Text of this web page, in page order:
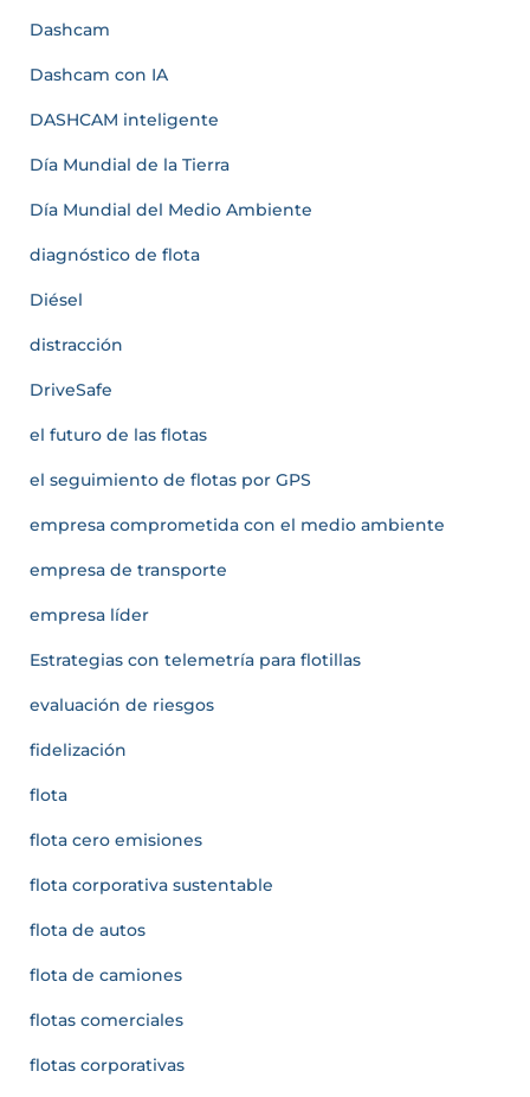
Dashcam
Dashcam con IA
DASHCAM inteligente
Día Mundial de la Tierra
Día Mundial del Medio Ambiente
diagnóstico de flota
Diésel
distracción
DriveSafe
el futuro de las flotas
el seguimiento de flotas por GPS
empresa comprometida con el medio ambiente
empresa de transporte
empresa líder
Estrategias con telemetría para flotillas
evaluación de riesgos
fidelización
flota
flota cero emisiones
flota corporativa sustentable
flota de autos
flota de camiones
flotas comerciales
flotas corporativas